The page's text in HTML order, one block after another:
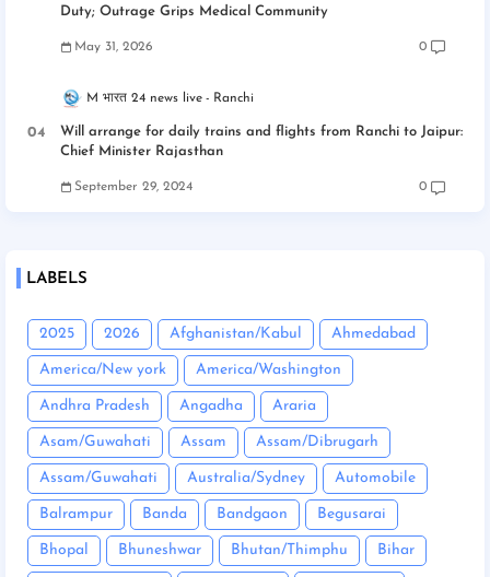
Duty; Outrage Grips Medical Community
May 31, 2026 0
M भारत 24 news live Ranchi
Will arrange for daily trains and flights from Ranchi to Jaipur:
Chief Minister Rajasthan
September 29, 2024 0
LABELS
2025 2026 Afghanistan/Kabul Ahmedabad
America/New york America/Washington
Andhra Pradesh Angadha Araria
Asam/Guwahati Assam Assam/Dibrugarh
Assam/Guwahati Australia/Sydney Automobile
Balrampur Banda Bandgaon Begusarai
Bhopal Bhuneshwar Bhutan/Thimphu Bihar